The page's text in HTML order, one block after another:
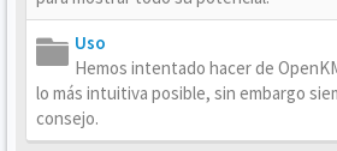
Uso
Hemos intentado hacer de
lo más intuitiva posible, sin embargo
consejo.